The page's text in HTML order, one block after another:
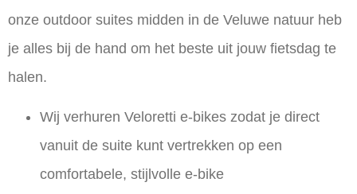
onze outdoor suites midden in de Veluwe natuur heb
je alles bij de hand om het beste uit jouw fietsdag te
halen.
Wij verhuren Veloretti e-bikes zodat je direct
vanuit de suite kunt vertrekken op een
comfortabele, stijlvolle e-bike